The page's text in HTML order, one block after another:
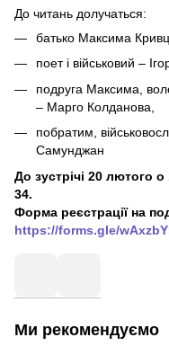
До читань долучаться:
батько Максима
поет і військовий –
подруга Максима,
– Марго Колданова,
побратим,
Самунджан
До зустрічі 20 лютого
34.
Форма реєстрації на
https://forms.gle/
Ми рекомендуємо